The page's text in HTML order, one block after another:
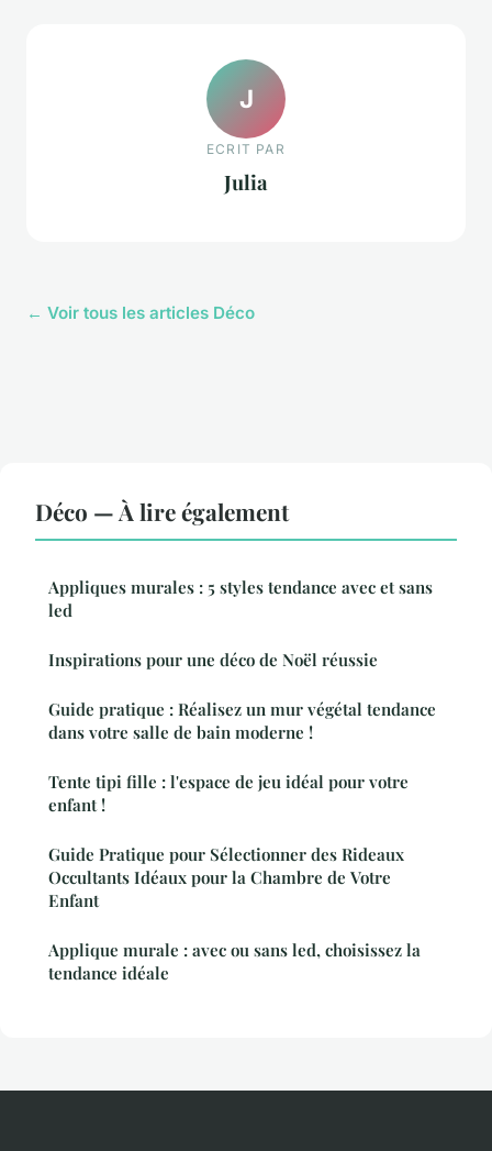
J
ECRIT PAR
Julia
← Voir tous les articles Déco
Déco — À lire également
Appliques murales : 5 styles tendance avec et sans
led
Inspirations pour une déco de Noël réussie
Guide pratique : Réalisez un mur végétal tendance
dans votre salle de bain moderne !
Tente tipi fille : l'espace de jeu idéal pour votre
enfant !
Guide Pratique pour Sélectionner des Rideaux
Occultants Idéaux pour la Chambre de Votre
Enfant
Applique murale : avec ou sans led, choisissez la
tendance idéale